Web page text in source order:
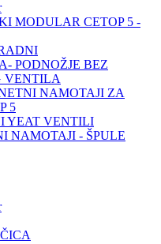
MODULAR CETOP 5 -
PODNOŽJE BEZ
VENTILA
NAMOTAJI ZA
5
YEAT VENTILI
NAMOTAJI - ŠPULE